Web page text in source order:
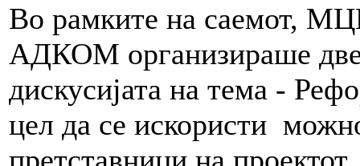
Во рамките на саемот,
АДКОМ организираше
дискусијата на тема -
цел да се искористи